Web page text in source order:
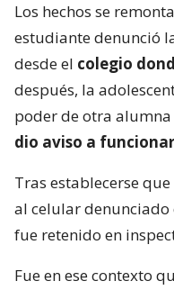
Los hechos se
estudiante denunció
desde el colegio
después, la
poder de otra
dio aviso a
Tras establecerse
al celular
fue retenido en
Fue en ese contexto